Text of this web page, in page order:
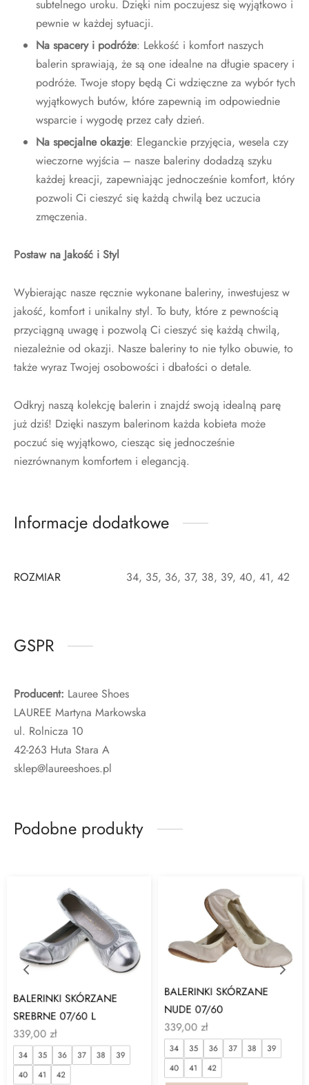
subtelnego uroku. Dzięki nim poczujesz się wyjątkowo i
pewnie w każdej sytuacji.
Na spacery i podróże: Lekkość i komfort naszych
balerin sprawiają, że są one idealne na długie spacery i
podróże. Twoje stopy będą Ci wdzięczne za wybór tych
wyjątkowych butów, które zapewnią im odpowiednie
wsparcie i wygodę przez cały dzień.
Na specjalne okazje: Eleganckie przyjęcia, wesela czy
wieczorne wyjścia – nasze baleriny dodadzą szyku
każdej kreacji, zapewniając jednocześnie komfort, który
pozwoli Ci cieszyć się każdą chwilą bez uczucia
zmęczenia.
Postaw na Jakość i Styl
Wybierając nasze ręcznie wykonane baleriny, inwestujesz w
jakość, komfort i unikalny styl. To buty, które z pewnością
przyciągną uwagę i pozwolą Ci cieszyć się każdą chwilą,
niezależnie od okazji. Nasze baleriny to nie tylko obuwie, to
także wyraz Twojej osobowości i dbałości o detale.
Odkryj naszą kolekcję balerin i znajdź swoją idealną parę
już dziś! Dzięki naszym balerinom każda kobieta może
poczuć się wyjątkowo, ciesząc się jednocześnie
niezrównanym komfortem i elegancją.
Informacje dodatkowe
ROZMIAR 34, 35, 36, 37, 38, 39, 40, 41, 42
GSPR
Producent: Lauree Shoes
LAUREE Martyna Markowska
ul. Rolnicza 10
42-263 Huta Stara A
sklep@laureeshoes.pl
Podobne produkty
BALERINKI SKÓRZANE
SREBRNE 07/60 L
339,00 zł
34 35 36 37 38
39
40
41 42
BALERINKI SKÓRZANE
NUDE 07/60
339,00 zł
34 35 36 37 38
39
40
41 42